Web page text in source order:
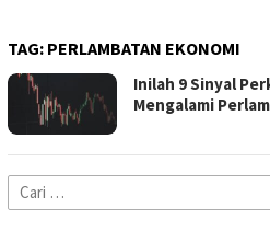
TAG: PERLAMBATAN EKONOMI
Inilah 9 Sinyal
Mengalami
Cari
untuk: